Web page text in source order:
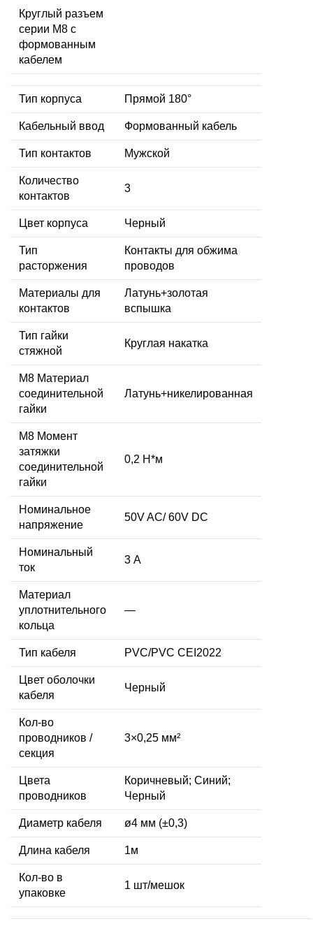
Круглый разъем
серии M8 с
формованным
кабелем
Тип корпуса Прямой 180°
Кабельный ввод Формованный кабель
Тип контактов Мужской
Количество
контактов
3
Цвет корпуса Черный
Тип
расторжения
Контакты для обжима
проводов
Материалы для
контактов
Латунь+золотая
вспышка
Тип гайки
стяжной
Круглая накатка
М8 Материал
соединительной
гайки
Латунь+никелированная
M8 Момент
затяжки
соединительной
гайки
0,2 Н*м
Номинальное
напряжение
50V AC/ 60V DC
Номинальный
ток
3 А
Материал
уплотнительного
кольца
—
Тип кабеля PVC/PVC CEI2022
Цвет оболочки
кабеля
Черный
Кол-во
проводников /
секция
3×0,25 мм²
Цвета
проводников
Коричневый; Синий;
Черный
Диаметр кабеля ø4 мм (±0,3)
Длина кабеля 1м
Кол-во в
упаковке
1 шт/мешок